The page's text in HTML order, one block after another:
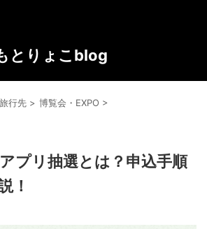
とりょこblog
行先 > 博覧会・EXPO >
プリ抽選とは？申込手順
！